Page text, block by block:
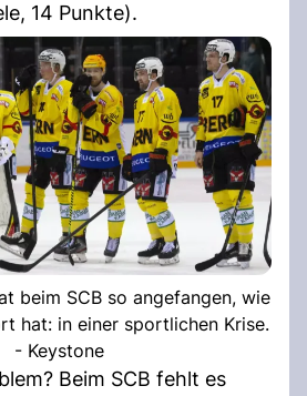
14 Punkte).
beim SCB so angefangen, wie
hat: in einer sportlichen Krise.
- Keystone
Beim SCB fehlt es